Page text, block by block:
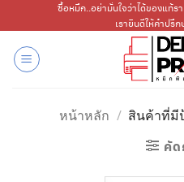
ไป
เนื้อหา
ซื้อหมึก..อย่ามั่นใจว่าได้ของแท้
เรายินดีให้คำปรึ
หน้าหลัก / สินค้าที่มี
คั